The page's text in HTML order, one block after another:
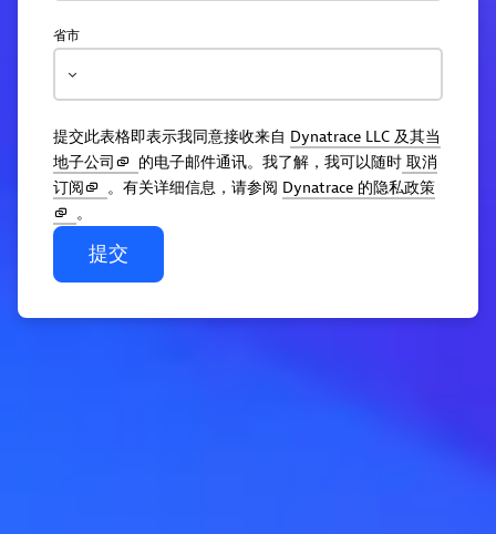
省市
提交此表格即表示我同意接收来自 Dynatrace LLC 及其当
地子公司
的电子邮件通讯。我了解，我可以随时 取消
订阅
。有关详细信息，请参阅 Dynatrace 的隐私政策
。
提交